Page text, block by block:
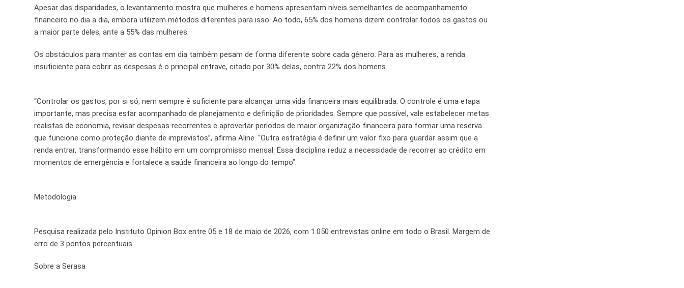
Apesar das disparidades, o levantamento mostra que mulheres e homens apresentam níveis semelhantes de acompanhamento
financeiro no dia a dia, embora utilizem métodos diferentes para isso. Ao todo, 65% dos homens dizem controlar todos os gastos ou
a maior parte deles, ante a 55% das mulheres.
Os obstáculos para manter as contas em dia também pesam de forma diferente sobre cada gênero. Para as mulheres, a renda
insuficiente para cobrir as despesas é o principal entrave, citado por 30% delas, contra 22% dos homens.
“Controlar os gastos, por si só, nem sempre é suficiente para alcançar uma vida financeira mais equilibrada. O controle é uma etapa
importante, mas precisa estar acompanhado de planejamento e definição de prioridades. Sempre que possível, vale estabelecer metas
realistas de economia, revisar despesas recorrentes e aproveitar períodos de maior organização financeira para formar uma reserva
que funcione como proteção diante de imprevistos”, afirma Aline. “Outra estratégia é definir um valor fixo para guardar assim que a
renda entrar, transformando esse hábito em um compromisso mensal. Essa disciplina reduz a necessidade de recorrer ao crédito em
momentos de emergência e fortalece a saúde financeira ao longo do tempo”.
Metodologia
Pesquisa realizada pelo Instituto Opinion Box entre 05 e 18 de maio de 2026, com 1.050 entrevistas online em todo o Brasil. Margem de
erro de 3 pontos percentuais.
Sobre a Serasa